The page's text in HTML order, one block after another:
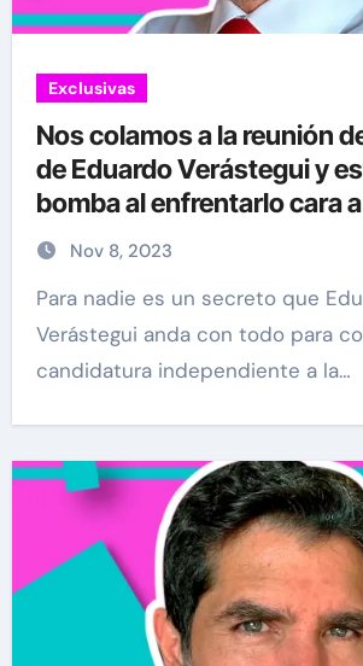
Exclusivas
Nos colamos a la reunión
de Eduardo Verástegui y
bomba al enfrentarlo cara
Nov 8, 2023
Para nadie es un secreto que Eduardo
Verástegui anda con todo para
candidatura independiente a la…